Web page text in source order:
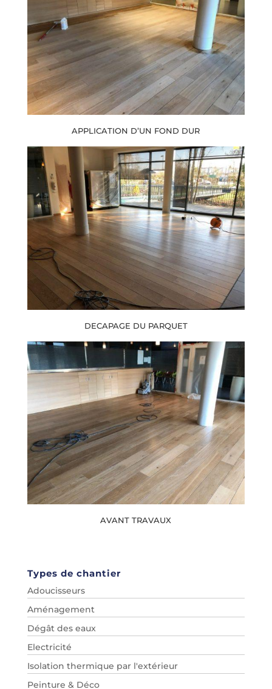
APPLICATION D’UN FOND DUR
DECAPAGE DU PARQUET
AVANT TRAVAUX
Types de chantier
Adoucisseurs
Aménagement
Dégât des eaux
Electricité
Isolation thermique par l'extérieur
Peinture & Déco